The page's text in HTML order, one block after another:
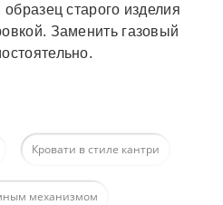
старого изделия
Заменить газовый
Кровати в стиле кантри
механизмом